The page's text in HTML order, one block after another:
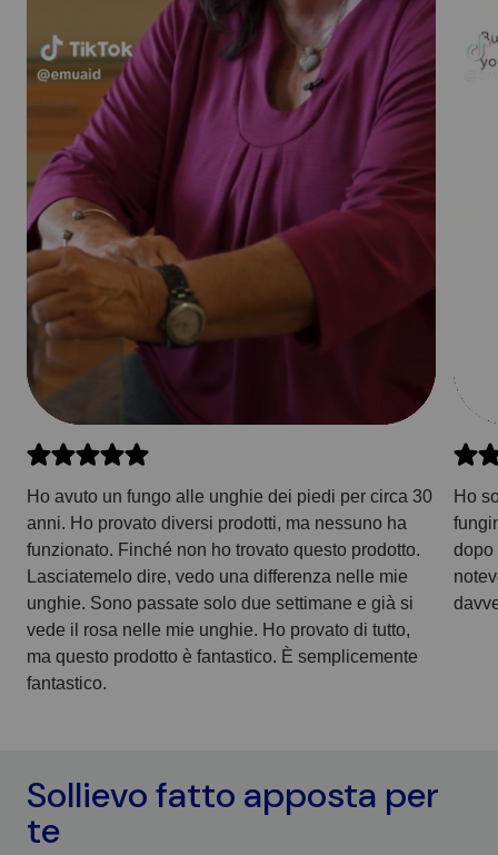
Ho avuto un fungo alle unghie dei piedi per circa 30
anni. Ho provato diversi prodotti, ma nessuno ha
funzionato. Finché non ho trovato questo prodotto.
Lasciatemelo dire, vedo una differenza nelle mie
unghie. Sono passate solo due settimane e già si
vede il rosa nelle mie unghie. Ho provato di tutto,
ma questo prodotto è fantastico. È semplicemente
fantastico.
Ho
dopo
Sollievo fatto apposta per
te